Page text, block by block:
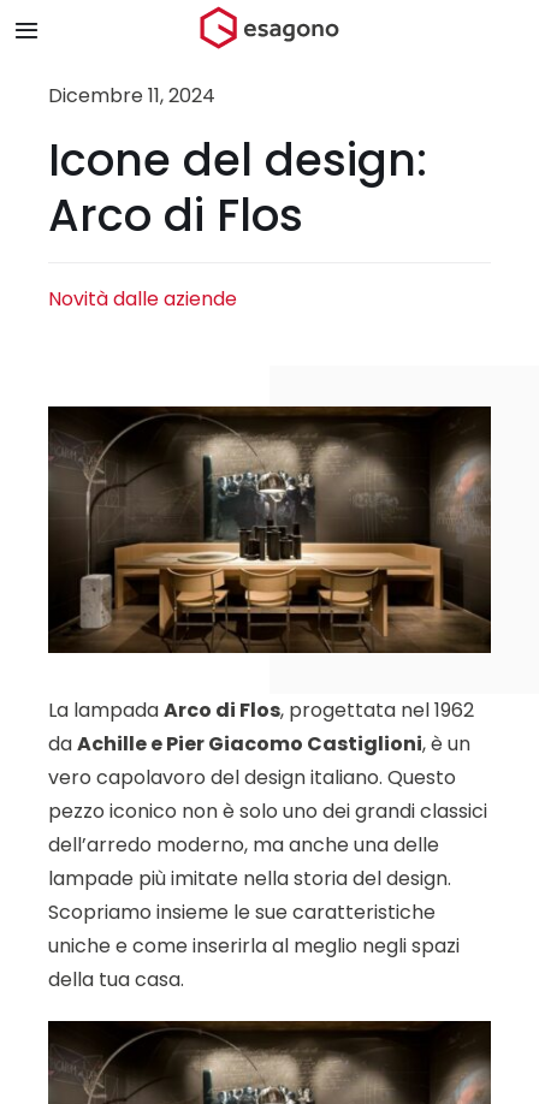
contenuto
Toggle
Navigation
Chi siamo
Contatti
Dicembre 11, 2024
Icone del design:
Arco di Flos
Novità dalle aziende
La lampadaArco di Flos, progettata nel 1962
daAchille e Pier Giacomo Castiglioni, è un
vero capolavoro del design italiano. Questo
pezzo iconico non è solo uno dei grandi classici
dell’arredo moderno, ma anche una delle
lampade più imitate nella storia del design.
Scopriamo insieme le sue caratteristiche
uniche e come inserirla al meglio negli spazi
della tua casa.